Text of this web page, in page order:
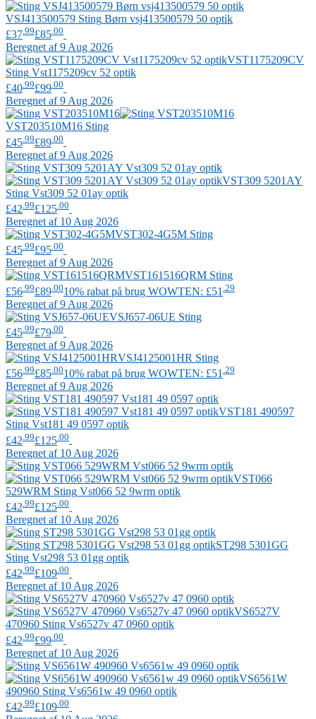
VSJ413500579 Sting Børn vsj413500579 50 optik
£37 .99£85 .00
Beregnet af 9 Aug 2026
VST1175209CV
Sting Vst1175209cv 52 optik
£40.99£99.00
Beregnet af 9 Aug 2026
VST203510M16 Sting
£45 .99£89 .00
Beregnet af 9 Aug 2026
VST309 5201AY
Sting Vst309 52 01ay optik
£42 .99£125 .00
Beregnet af 10 Aug 2026
VST302-4G5M Sting
£45.99£95.00
Beregnet af 9 Aug 2026
VST161516QRM Sting
£56 .99£89 .0010% rabat på brug WOWTEN: £51 .29
Beregnet af 9 Aug 2026
VSJ657-06UE Sting
£45 .99£79 .00
Beregnet af 9 Aug 2026
VSJ4125001HR Sting
£56.99£85.0010% rabat på brug WOWTEN: £51 .29
Beregnet af 9 Aug 2026
VST181 490597
Sting Vst181 49 0597 optik
£42 .99£125 .00
Beregnet af 10 Aug 2026
VST066
529WRM Sting Vst066 52 9wrm optik
£42 .99£125 .00
Beregnet af 10 Aug 2026
ST298 5301GG
Sting Vst298 53 01gg optik
£42.99£109.00
Beregnet af 10 Aug 2026
VS6527V
470960 Sting Vs6527v 47 0960 optik
£42 .99£99 .00
Beregnet af 10 Aug 2026
VS6561W
490960 Sting Vs6561w 49 0960 optik
£42 .99£109 .00